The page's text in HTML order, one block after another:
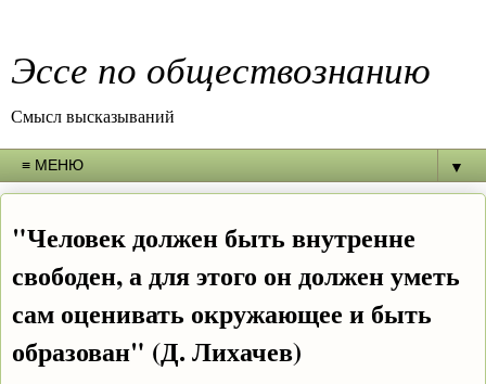
Эссе по обществознанию
Смысл высказываний
▼
"Человек должен быть внутренне
свободен, а для этого он должен уметь
сам оценивать окружающее и быть
образован" (Д. Лихачев)